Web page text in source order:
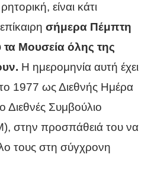
είναι κάτι
σήμερα Πέμπτη
Μουσεία όλης της
Η ημερομηνία αυτή έχει
1977 ως Διεθνής Ημέρα
Συμβούλιο
στην προσπάθειά του να
τους στη σύγχρονη